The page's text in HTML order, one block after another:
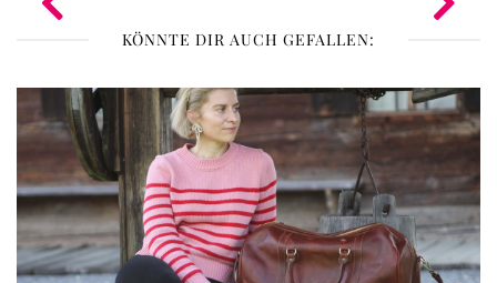
KÖNNTE DIR AUCH GEFALLEN: